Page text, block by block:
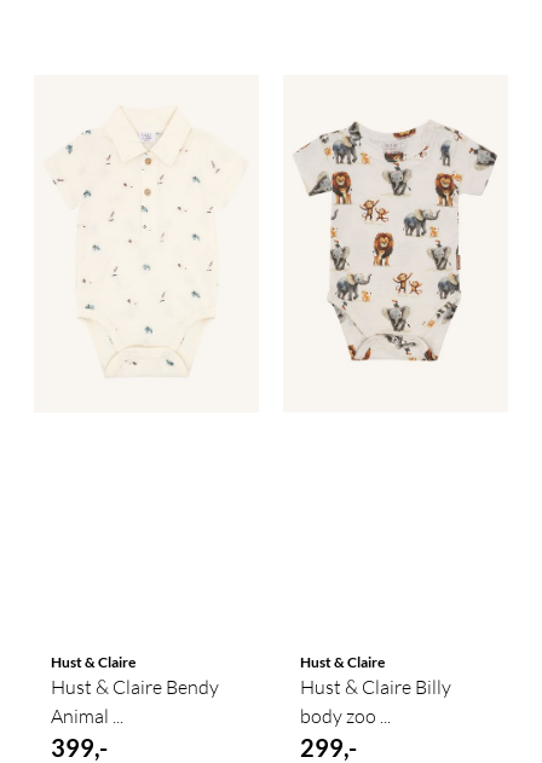
Hust & Claire
Hust & Claire Bendy
Animal ...
399,-
Hust & Claire
Hust & Claire Billy
body zoo ...
299,-